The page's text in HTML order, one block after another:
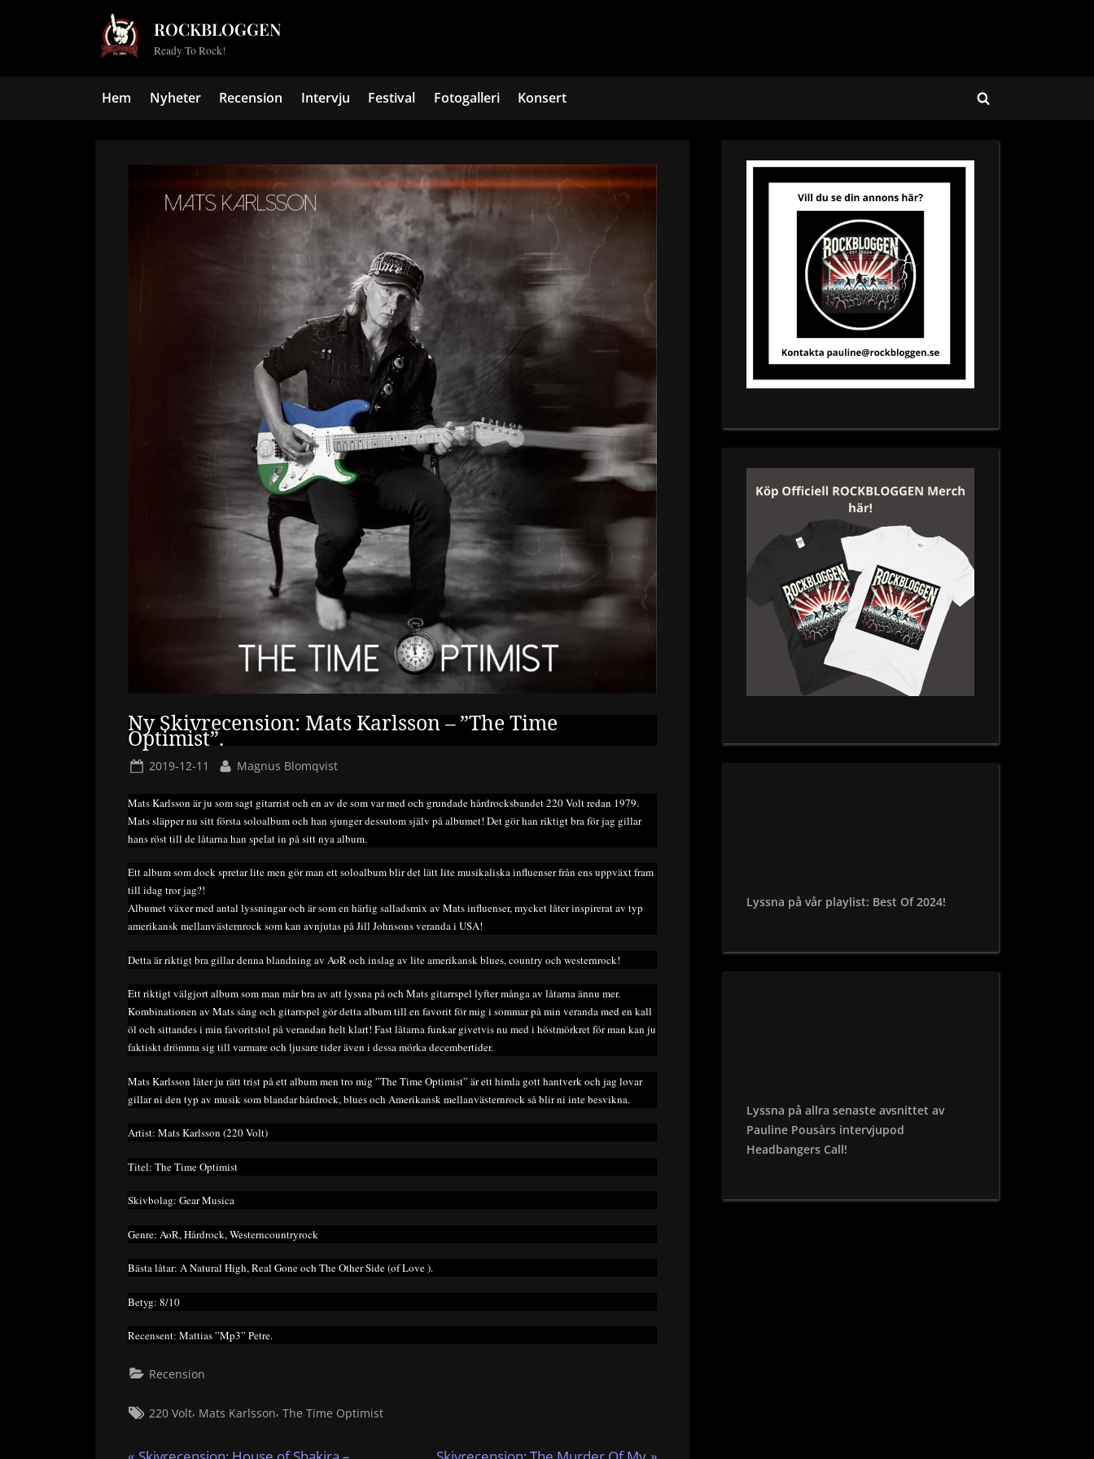
ROCKBLOGGEN
Ready To Rock!
Hem Nyheter Recension Intervju Festival Fotogalleri Konsert
Toggle
Ny Skivrecension: Mats Karlsson – ”The Time
Optimist”.
Posted
2019-12-11 By
Magnus Blomqvist
Mats Karlsson är ju som sagt gitarrist och en av de som var med och grundade hårdrocksbandet 220 Volt redan 1979.
Mats släpper nu sitt första soloalbum och han sjunger dessutom själv på albumet! Det gör han riktigt bra för jag gillar
hans röst till de låtarna han spelat in på sitt nya album.
Ett album som dock spretar lite men gör man ett soloalbum blir det lätt lite musikaliska influenser från ens uppväxt fram
till idag tror jag?!
Albumet växer med antal lyssningar och är som en härlig salladsmix av Mats influenser, mycket låter inspirerat av typ
amerikansk mellanvästernrock som kan avnjutas på Jill Johnsons veranda i USA!
Detta är riktigt bra gillar denna blandning av AoR och inslag av lite amerikansk blues, country och westernrock!
Ett riktigt välgjort album som man mår bra av att lyssna på och Mats gitarrspel lyfter många av låtarna ännu mer.
Kombinationen av Mats sång och gitarrspel gör detta album till en favorit för mig i sommar på min veranda med en kall
öl och sittandes i min favoritstol på verandan helt klart! Fast låtarna funkar givetvis nu med i höstmörkret för man kan ju
faktiskt drömma sig till varmare och ljusare tider även i dessa mörka decembertider.
Mats Karlsson låter ju rätt trist på ett album men tro mig ”The Time Optimist” är ett himla gott hantverk och jag lovar
gillar ni den typ av musik som blandar hårdrock, blues och Amerikansk mellanvästernrock så blir ni inte besvikna.
Artist: Mats Karlsson (220 Volt)
Titel: The Time Optimist
Skivbolag: Gear Musica
Genre: AoR, Hårdrock, Westerncountryrock
Bästa låtar: A Natural High, Real Gone och The Other Side (of Love ).
Betyg: 8/10
Recensent: Mattias ”Mp3” Petre.
Recension
Tags:
220 Volt, Mats Karlsson, The Time Optimist
P N
Lyssna på vår playlist: Best Of 2024!
Lyssna på allra senaste avsnittet av
Pauline Pousàrs intervjupod
Headbangers Call!